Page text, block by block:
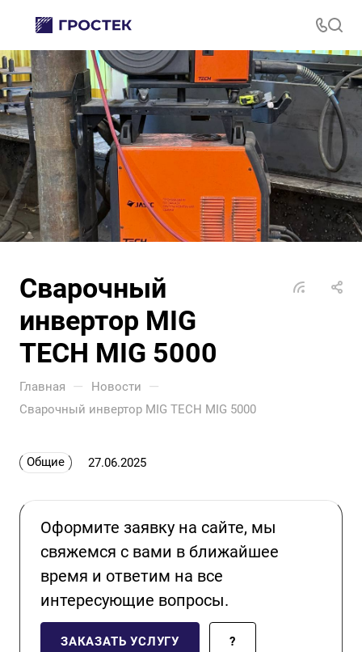
Сварочный
инвертор MIG
TECH MIG 5000
Главная — Новости —
Сварочный инвертор MIG TECH MIG 5000
Общие 27.06.2025
Оформите заявку на сайте, мы
свяжемся с вами в ближайшее
время и ответим на все
интересующие вопросы.
ЗАКАЗАТЬ УСЛУГУ ?